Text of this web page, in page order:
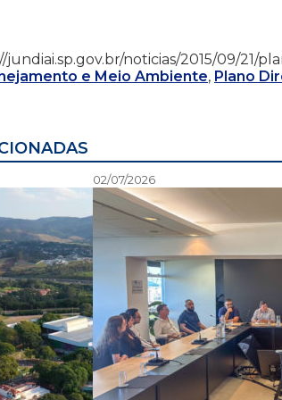
jundiai.sp.gov.br/noticias/2015/09/
e Meio Ambiente, Plano
02/07/2026